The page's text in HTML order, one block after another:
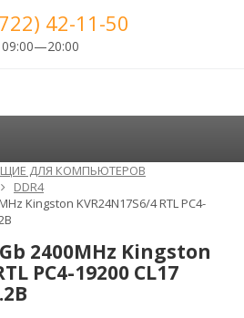
42-11-50
ДЛЯ КОМПЬЮТЕРОВ
DDR4
Kingston KVR24N17S6/4 RTL PC4-
2400MHz Kingston
PC4-19200 CL17